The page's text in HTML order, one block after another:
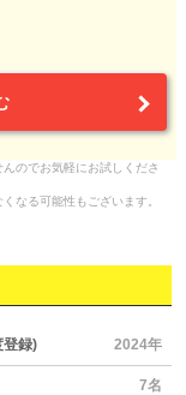
のでお気軽にお試しくださ
なる可能性もございます。
登録) 2024年
7名